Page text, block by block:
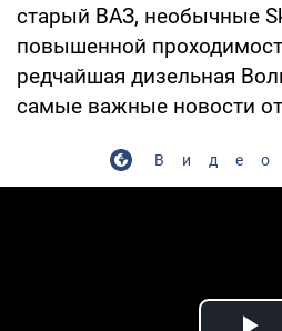
старый ВАЗ, необычные
повышенной
редчайшая дизельная
самые важные новости от